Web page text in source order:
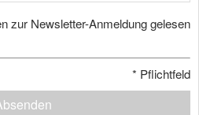
zur Newsletter-Anmeldung gelesen
* Pflichtfeld